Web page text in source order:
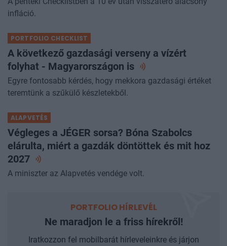
infláció.
PORTFOLIO CHECKLIST
A következő gazdasági verseny a vízért
folyhat - Magyarországon is
Egyre fontosabb kérdés, hogy mekkora gazdasági értéket
teremtünk a szűkülő készletekből.
ALAPVETÉS
Végleges a JÉGER sorsa? Bóna Szabolcs
elárulta, miért a gazdák döntöttek és mit hoz
2027
A miniszter az Alapvetés vendége volt.
PORTFOLIO HÍRLEVÉL
Ne maradjon le a friss hírekről!
Iratkozzon fel mobilbarát hírleveleinkre és járjon